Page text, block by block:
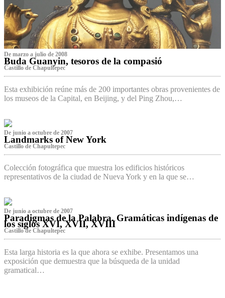
De marzo a julio de 2008
Buda Guanyin, tesoros de la compasió
Castillo de Chapultepec
Esta exhibición reúne más de 200 importantes obras provenientes de
los museos de la Capital, en Beijing, y del Ping Zhou,…
De junio a octubre de 2007
Landmarks of New York
Castillo de Chapultepec
Colección fotográfica que muestra los edificios históricos
representativos de la ciudad de Nueva York y en la que se…
De junio a octubre de 2007
Paradigmas de la Palabra. Gramáticas indígenas de
los siglos XVI, XVII, XVIII
Castillo de Chapultepec
Esta larga historia es la que ahora se exhibe. Presentamos una
exposición que demuestra que la búsqueda de la unidad
gramatical…